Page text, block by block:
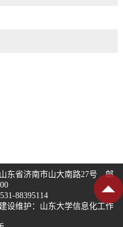
东省济南市山大南路27号 邮
88395114
设维护：山东大学信息化工作